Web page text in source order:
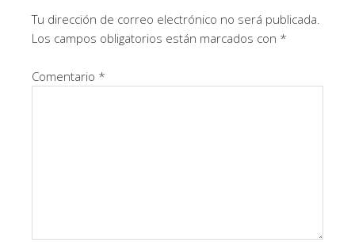
Tu dirección de correo electrónico no será publicada.
Los campos obligatorios están marcados con *
Comentario *